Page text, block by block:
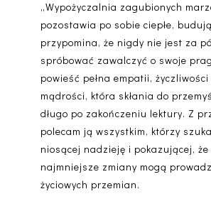
„Wypożyczalnia zagubionych
pozostawia po sobie ciepłe,
przypomina, że nigdy nie jest za
spróbować zawalczyć o swoje
powieść pełna empatii,
mądrości, która skłania do
długo po zakończeniu lektury. Z
polecam ją wszystkim, którzy
niosącej nadzieję i pokazującej,
najmniejsze zmiany mogą
życiowych przemian.